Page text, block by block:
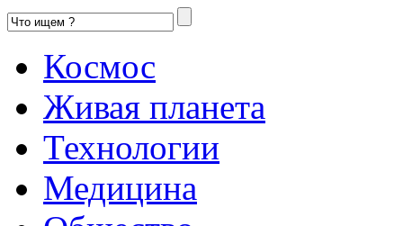
Космос
Живая планета
Технологии
Медицина